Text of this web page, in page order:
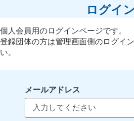
ログイン
個人会員用のログインページです。
登録団体の方は管理画面側のログイ
い。
メールアドレス